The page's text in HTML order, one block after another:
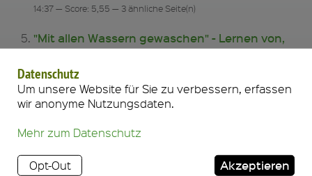
14:37 — Score: 5,55 — 3 ähnliche Seite(n)
"Mit allen Wassern gewaschen" - Lernen von,
in und mit der Natur.
Home Suche: | Home Impressum
Sitemap [Elefant Wasser] Die Naturakademie WAS
- Unser Angebot Seminare & Workshops
Führungstraining Teamtraining
Kommunikationstraining…
Adresse: http://www.die-naturakademie.de/die-
naturakademie/was-unser-angebot/vortraege-events/mit-allen-
wassern-gewaschen.php — Stand: 14.07.2015, 14:36 — Score:
Datenschutz
Um unsere Website für Sie zu verbessern, erfassen
wir anonyme Nutzungsdaten.
Mehr zum Datenschutz
Opt-Out Akzeptieren